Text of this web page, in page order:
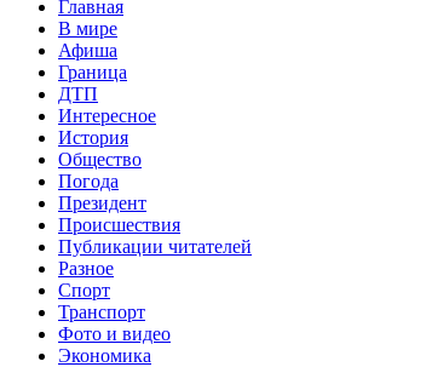
Главная
В мире
Афиша
Граница
ДТП
Интересное
История
Общество
Погода
Президент
Происшествия
Публикации читателей
Разное
Спорт
Транспорт
Фото и видео
Экономика